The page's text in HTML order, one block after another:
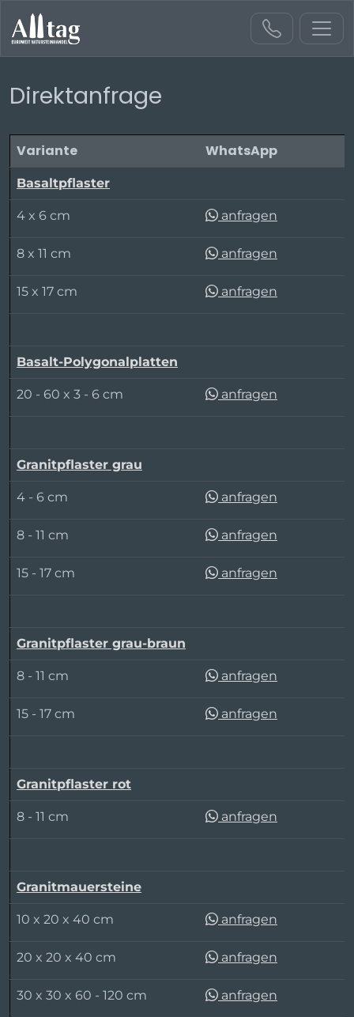
Startseite
Direktanfrage
Variante WhatsApp
Basaltpflaster
4 x 6 cm anfragen
8 x 11 cm anfragen
15 x 17 cm anfragen
Basalt-Polygonalplatten
20 - 60 x 3 - 6 cm anfragen
Granitpflaster grau
4 - 6 cm anfragen
8 - 11 cm anfragen
15 - 17 cm anfragen
Granitpflaster grau-braun
8 - 11 cm anfragen
15 - 17 cm anfragen
Granitpflaster rot
8 - 11 cm anfragen
Granitmauersteine
10 x 20 x 40 cm anfragen
20 x 20 x 40 cm anfragen
30 x 30 x 60 - 120 cm anfragen